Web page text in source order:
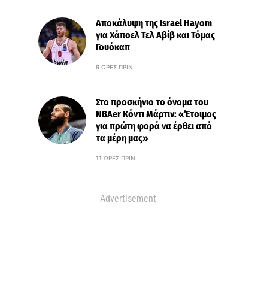
Αποκάλυψη της Israel Hayom
για Χάποελ Τελ Αβίβ και Τόμας
Γουόκαπ
9 ΏΡΕΣ ΠΡΙΝ
Στο προσκήνιο το όνομα του
ΝΒΑer Κόντι Μάρτιν: «Έτοιμος
για πρώτη φορά να έρθει από
τα μέρη μας»
11 ΏΡΕΣ ΠΡΙΝ
Advertisement